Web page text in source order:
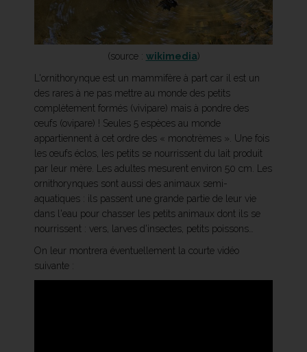
(source : wikimedia)
L'ornithorynque est un mammifère à part car il est un
des rares à ne pas mettre au monde des petits
complètement formés (vivipare) mais à pondre des
œufs (ovipare) ! Seules 5 espèces au monde
appartiennent à cet ordre des « monotrèmes ». Une fois
les œufs éclos, les petits se nourrissent du lait produit
par leur mère. Les adultes mesurent environ 50 cm. Les
ornithorynques sont aussi des animaux semi-
aquatiques : ils passent une grande partie de leur vie
dans l'eau pour chasser les petits animaux dont ils se
nourrissent : vers, larves d'insectes, petits poissons…
On leur montrera éventuellement la courte vidéo
suivante :